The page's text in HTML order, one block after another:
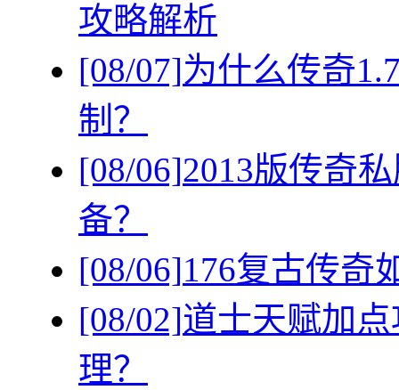
攻略解析
[08/07]为什么传奇
制？
[08/06]2013版传奇
备？
[08/06]176复古传奇
[08/02]道士天赋加
理？